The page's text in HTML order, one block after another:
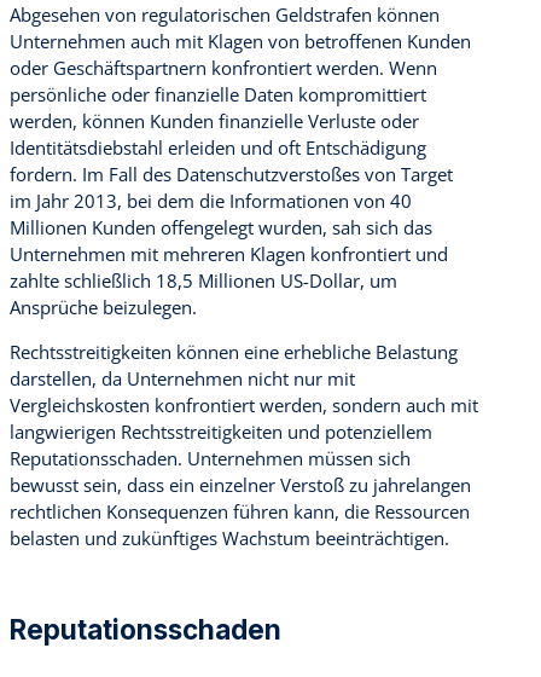
Abgesehen von regulatorischen Geldstrafen können
Unternehmen auch mit Klagen von betroffenen Kunden
oder Geschäftspartnern konfrontiert werden. Wenn
persönliche oder finanzielle Daten kompromittiert
werden, können Kunden finanzielle Verluste oder
Identitätsdiebstahl erleiden und oft Entschädigung
fordern. Im Fall des Datenschutzverstoßes von Target
im Jahr 2013, bei dem die Informationen von 40
Millionen Kunden offengelegt wurden, sah sich das
Unternehmen mit mehreren Klagen konfrontiert und
zahlte schließlich 18,5 Millionen US-Dollar, um
Ansprüche beizulegen.
Rechtsstreitigkeiten können eine erhebliche Belastung
darstellen, da Unternehmen nicht nur mit
Vergleichskosten konfrontiert werden, sondern auch mit
langwierigen Rechtsstreitigkeiten und potenziellem
Reputationsschaden. Unternehmen müssen sich
bewusst sein, dass ein einzelner Verstoß zu jahrelangen
rechtlichen Konsequenzen führen kann, die Ressourcen
belasten und zukünftiges Wachstum beeinträchtigen.
Reputationsschaden